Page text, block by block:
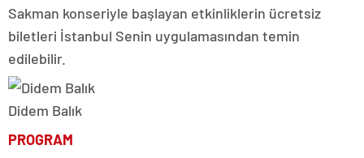
Sakman konseriyle başlayan etkinliklerin ücretsiz
biletleri İstanbul Senin uygulamasından temin
edilebilir.
Didem Balık
PROGRAM